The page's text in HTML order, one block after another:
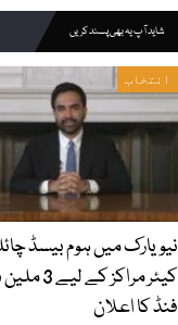
شاید آپ یہ بھی پسند کریں
انتخاب
نیویارک میں ہوم بیسڈ
کیئر مراکز کے
فنڈ کا اعلان